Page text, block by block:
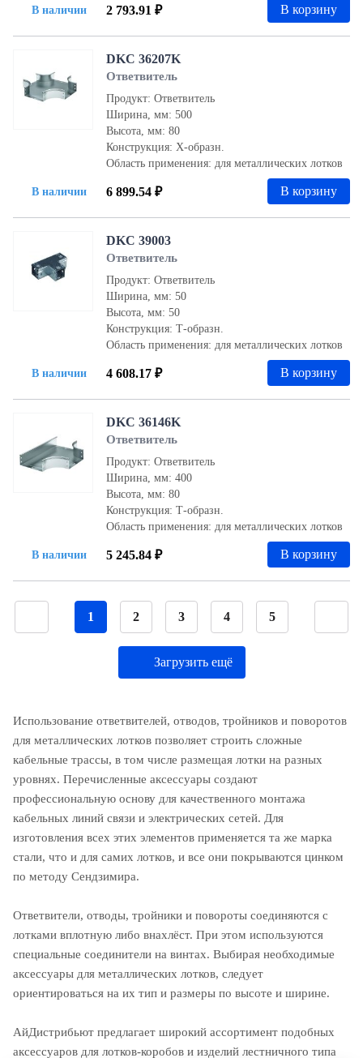
В наличии 2 793.91 ₽ В корзину
В наличии
DKC 36207K
Ответвитель
Продукт: Ответвитель
Ширина, мм: 500
Высота, мм: 80
Конструкция: Х-образн.
Область применения: для металлических лотков
6 899.54 ₽ В корзину
В наличии
DKC 39003
Ответвитель
Продукт: Ответвитель
Ширина, мм: 50
Высота, мм: 50
Конструкция: Т-образн.
Область применения: для металлических лотков
4 608.17 ₽ В корзину
В наличии
DKC 36146K
Ответвитель
Продукт: Ответвитель
Ширина, мм: 400
Высота, мм: 80
Конструкция: Т-образн.
Область применения: для металлических лотков
5 245.84 ₽ В корзину
1 2 3 4 5
Загрузить ещё
Использование ответвителей, отводов, тройников и поворотов
для металлических лотков позволяет строить сложные
кабельные трассы, в том числе размещая лотки на разных
уровнях. Перечисленные аксессуары создают
профессиональную основу для качественного монтажа
кабельных линий связи и электрических сетей. Для
изготовления всех этих элементов применяется та же марка
стали, что и для самих лотков, и все они покрываются цинком
по методу Сендзимира.
Ответвители, отводы, тройники и повороты соединяются с
лотками вплотную либо внахлёст. При этом используются
специальные соединители на винтах. Выбирая необходимые
аксессуары для металлических лотков, следует
ориентироваться на их тип и размеры по высоте и ширине.
АйДистрибьют предлагает широкий ассортимент подобных
аксессуаров для лотков-коробов и изделий лестничного типа